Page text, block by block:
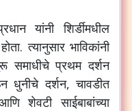
यांनी शिर्डीमधील
त्यानुसार भाविकांनी
समाधीचे प्रथम दर्शन
धुनीचे दर्शन, चावडीत
शेवटी साईबाबांच्या